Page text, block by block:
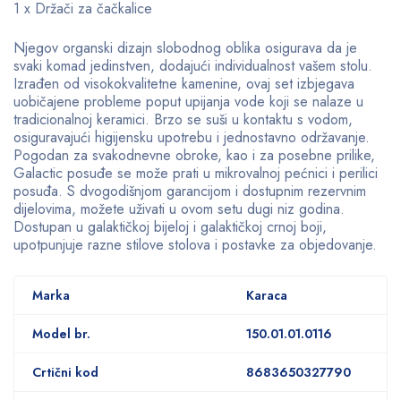
1 x Držači za čačkalice
Njegov organski dizajn slobodnog oblika osigurava da je
svaki komad jedinstven, dodajući individualnost vašem stolu.
Izrađen od visokokvalitetne kamenine, ovaj set izbjegava
uobičajene probleme poput upijanja vode koji se nalaze u
tradicionalnoj keramici. Brzo se suši u kontaktu s vodom,
osiguravajući higijensku upotrebu i jednostavno održavanje.
Pogodan za svakodnevne obroke, kao i za posebne prilike,
Galactic posuđe se može prati u mikrovalnoj pećnici i perilici
posuđa. S dvogodišnjom garancijom i dostupnim rezervnim
dijelovima, možete uživati ​​u ovom setu dugi niz godina.
Dostupan u galaktičkoj bijeloj i galaktičkoj crnoj boji,
upotpunjuje razne stilove stolova i postavke za objedovanje.
Marka Karaca
Model br. 150.01.01.0116
Crtični kod 8683650327790